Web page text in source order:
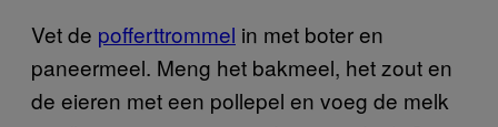
Vet de pofferttrommel in met boter en
paneermeel. Meng het bakmeel, het zout en
de eieren met een pollepel en voeg de melk